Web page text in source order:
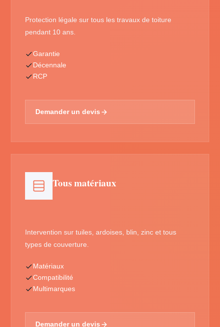
Protection légale sur tous les travaux de toiture
pendant 10 ans.
Garantie
Décennale
RCP
Demander un devis
Tous matériaux
Intervention sur tuiles, ardoises, blin, zinc et tous
types de couverture.
Matériaux
Compatibilité
Multimarques
Demander un devis